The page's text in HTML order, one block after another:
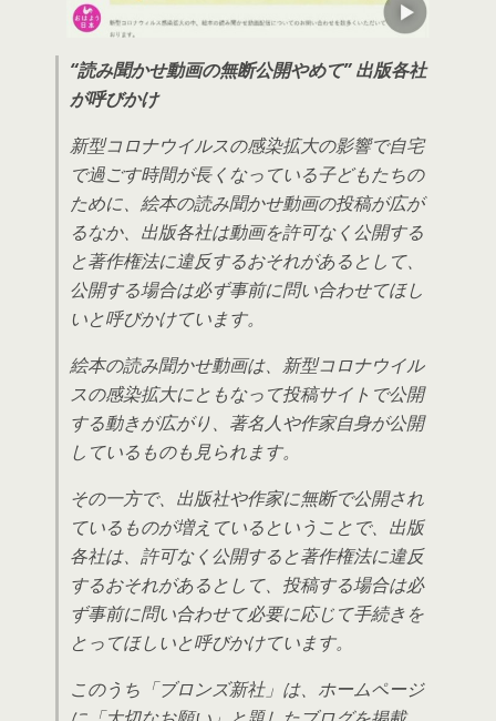
“読み聞かせ動画の無断公開やめて” 出版各社
が呼びかけ
新型コロナウイルスの感染拡大の影響で自宅
で過ごす時間が長くなっている子どもたちの
ために、絵本の読み聞かせ動画の投稿が広が
るなか、出版各社は動画を許可なく公開する
と著作権法に違反するおそれがあるとして、
公開する場合は必ず事前に問い合わせてほし
いと呼びかけています。
絵本の読み聞かせ動画は、新型コロナウイル
スの感染拡大にともなって投稿サイトで公開
する動きが広がり、著名人や作家自身が公開
しているものも見られます。
その一方で、出版社や作家に無断で公開され
ているものが増えているということで、出版
各社は、許可なく公開すると著作権法に違反
するおそれがあるとして、投稿する場合は必
ず事前に問い合わせて必要に応じて手続きを
とってほしいと呼びかけています。
このうち「ブロンズ新社」は、ホームページ